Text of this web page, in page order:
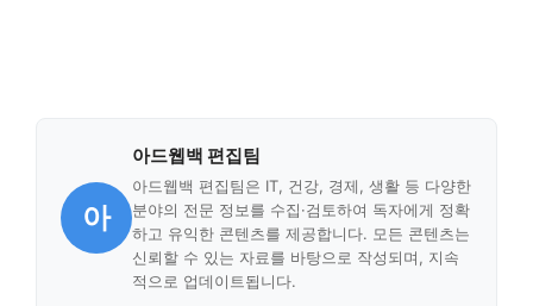
아
아드웹백 편집팀
아드웹백 편집팀은 IT, 건강, 경제, 생활 등 다양한
분야의 전문 정보를 수집·검토하여 독자에게 정확
하고 유익한 콘텐츠를 제공합니다. 모든 콘텐츠는
신뢰할 수 있는 자료를 바탕으로 작성되며, 지속
적으로 업데이트됩니다.